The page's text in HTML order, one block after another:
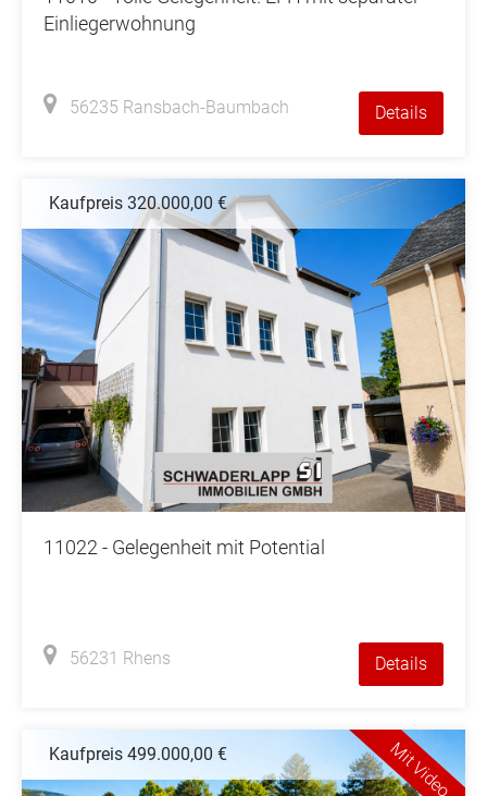
Einliegerwohnung
56235 Ransbach-Baumbach Details
11022 - Gelegenheit mit Potential
Kaufpreis 320.000,00 €
56231 Rhens Details
Kaufpreis 499.000,00 € Mit Video